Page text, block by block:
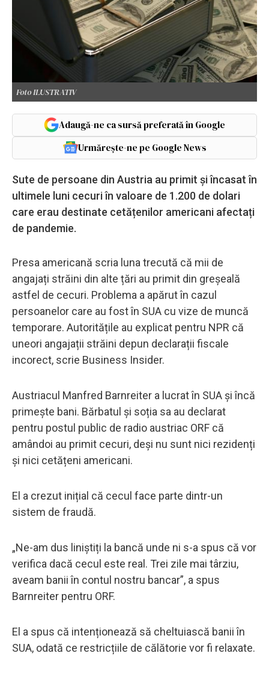
Foto ILUSTRATIV
Adaugă-ne ca sursă preferată în Google
Urmărește-ne pe Google News
Sute de persoane din Austria au primit și încasat în
ultimele luni cecuri în valoare de 1.200 de dolari
care erau destinate cetățenilor americani afectați
de pandemie.
Presa americană scria luna trecută că mii de
angajați străini din alte țări au primit din greșeală
astfel de cecuri. Problema a apărut în cazul
persoanelor care au fost în SUA cu vize de muncă
temporare. Autoritățile au explicat pentru NPR că
uneori angajații străini depun declarații fiscale
incorect, scrie Business Insider.
Austriacul Manfred Barnreiter a lucrat în SUA și încă
primește bani. Bărbatul și soția sa au declarat
pentru postul public de radio austriac ORF că
amândoi au primit cecuri, deși nu sunt nici rezidenți
și nici cetățeni americani.
El a crezut inițial că cecul face parte dintr-un
sistem de fraudă.
„Ne-am dus liniștiți la bancă unde ni s-a spus că vor
verifica dacă cecul este real. Trei zile mai târziu,
aveam banii în contul nostru bancar”, a spus
Barnreiter pentru ORF.
El a spus că intenționează să cheltuiască banii în
SUA, odată ce restricțiile de călătorie vor fi relaxate.